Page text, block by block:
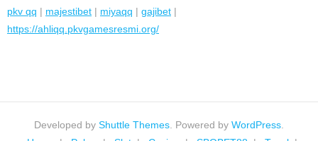
pkv qq | majestibet | miyaqq | gajibet |
https://ahliqq.pkvgamesresmi.org/
Developed by Shuttle Themes . Powered by WordPress